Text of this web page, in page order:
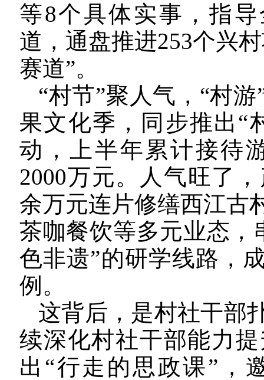
等8个具体实事，指
道，通盘推进253个兴
赛道”。
“村节”聚人气，“村
果文化季，同步推出“
动，上半年累计接待
2000万元。人气旺了
余万元连片修缮西江古
茶咖餐饮等多元业态，
色非遗”的研学线路，
例。
这背后，是村社干部
续深化村社干部能力
出“行走的思政课”，